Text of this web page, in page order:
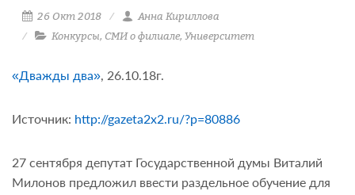
26 Окт 2018
Анна Кириллова
Конкурсы, СМИ о филиале, Университет
«Дважды два», 26.10.18г.
Источник: http://gazeta2x2.ru/?p=80886
27 сентября депутат Государственной думы Виталий
Милонов предложил ввести раздельное обучение для